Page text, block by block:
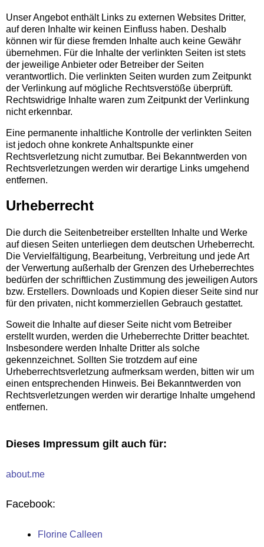
Unser Angebot enthält Links zu externen Websites Dritter,
auf deren Inhalte wir keinen Einfluss haben. Deshalb
können wir für diese fremden Inhalte auch keine Gewähr
übernehmen. Für die Inhalte der verlinkten Seiten ist stets
der jeweilige Anbieter oder Betreiber der Seiten
verantwortlich. Die verlinkten Seiten wurden zum Zeitpunkt
der Verlinkung auf mögliche Rechtsverstöße überprüft.
Rechtswidrige Inhalte waren zum Zeitpunkt der Verlinkung
nicht erkennbar.
Eine permanente inhaltliche Kontrolle der verlinkten Seiten
ist jedoch ohne konkrete Anhaltspunkte einer
Rechtsverletzung nicht zumutbar. Bei Bekanntwerden von
Rechtsverletzungen werden wir derartige Links umgehend
entfernen.
Urheberrecht
Die durch die Seitenbetreiber erstellten Inhalte und Werke
auf diesen Seiten unterliegen dem deutschen Urheberrecht.
Die Vervielfältigung, Bearbeitung, Verbreitung und jede Art
der Verwertung außerhalb der Grenzen des Urheberrechtes
bedürfen der schriftlichen Zustimmung des jeweiligen Autors
bzw. Erstellers. Downloads und Kopien dieser Seite sind nur
für den privaten, nicht kommerziellen Gebrauch gestattet.
Soweit die Inhalte auf dieser Seite nicht vom Betreiber
erstellt wurden, werden die Urheberrechte Dritter beachtet.
Insbesondere werden Inhalte Dritter als solche
gekennzeichnet. Sollten Sie trotzdem auf eine
Urheberrechtsverletzung aufmerksam werden, bitten wir um
einen entsprechenden Hinweis. Bei Bekanntwerden von
Rechtsverletzungen werden wir derartige Inhalte umgehend
entfernen.
Dieses Impressum gilt auch für:
about.me
Facebook:
Florine Calleen